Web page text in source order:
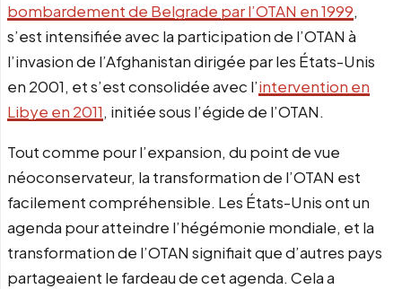
bombardement de Belgrade par l’OTAN en 1999,
s’est intensifiée avec la participation de l’OTAN à
l’invasion de l’Afghanistan dirigée par les États-Unis
en 2001, et s’est consolidée avec l’intervention en
Libye en 2011, initiée sous l’égide de l’OTAN.
Tout comme pour l’expansion, du point de vue
néoconservateur, la transformation de l’OTAN est
facilement compréhensible. Les États-Unis ont un
agenda pour atteindre l’hégémonie mondiale, et la
transformation de l’OTAN signifiait que d’autres pays
partageaient le fardeau de cet agenda. Cela a